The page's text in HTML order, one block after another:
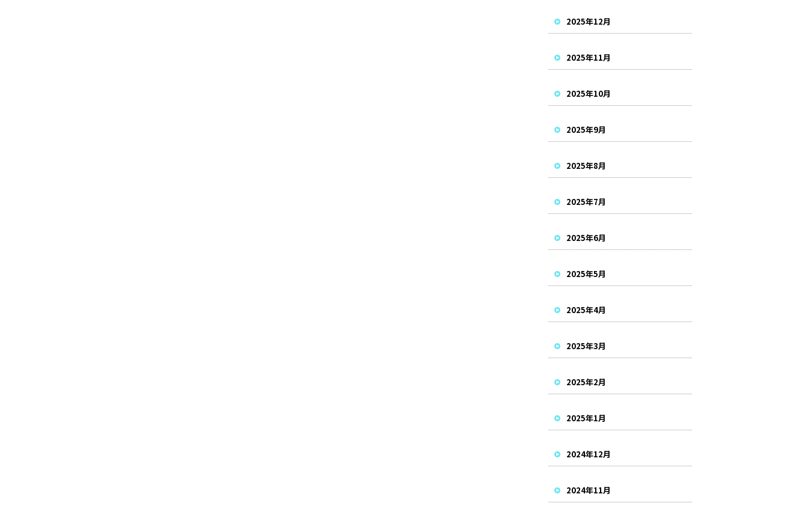
2025年12月
2025年11月
2025年10月
2025年9月
2025年8月
2025年7月
2025年6月
2025年5月
2025年4月
2025年3月
2025年2月
2025年1月
2024年12月
2024年11月